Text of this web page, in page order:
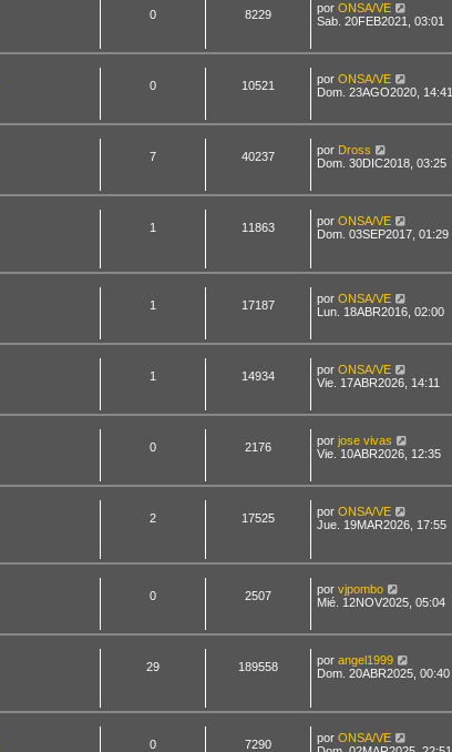
0 8229 por ONSA/VE
Sab. 20FEB2021, 03:01
0 10521 por ONSA/VE
Dom. 23AGO2020, 14:41
7 40237 por Dross
Dom. 30DIC2018, 03:25
1 11863 por ONSA/VE
Dom. 03SEP2017, 01:29
1 17187 por ONSA/VE
Lun. 18ABR2016, 02:00
1 14934 por ONSA/VE
Vie. 17ABR2026, 14:11
0 2176 por jose vivas
Vie. 10ABR2026, 12:35
2 17525 por ONSA/VE
Jue. 19MAR2026, 17:55
0 2507 por vjpombo
Mié. 12NOV2025, 05:04
29 189558 por angel1999
Dom. 20ABR2025, 00:40
0 7290 por ONSA/VE